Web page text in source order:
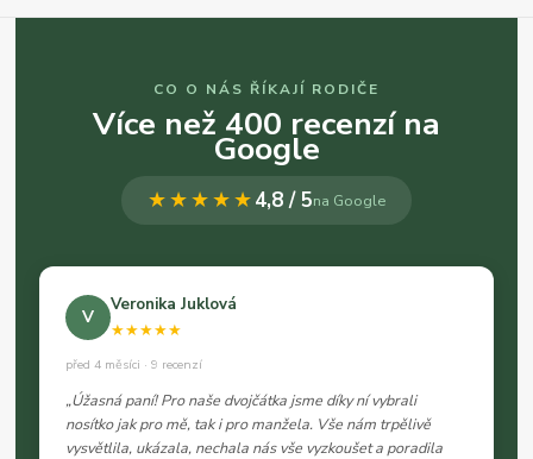
CO O NÁS ŘÍKAJÍ RODIČE
Více než 400 recenzí na
Google
★★★★★4,8 / 5na Google
V
Veronika Juklová
★★★★★
před 4 měsíci · 9 recenzí
„Úžasná paní! Pro naše dvojčátka jsme díky ní vybrali
nosítko jak pro mě, tak i pro manžela. Vše nám trpělivě
vysvětlila, ukázala, nechala nás vše vyzkoušet a poradila